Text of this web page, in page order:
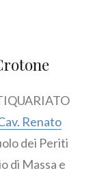
Renato
dei Periti
di Massa e